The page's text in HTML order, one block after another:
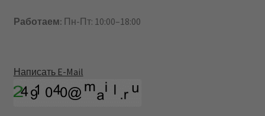
Работаем: Пн-Пт: 10:00–18:00
Написать E-Mail